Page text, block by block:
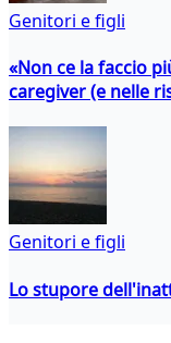
Genitori e figli
«Non ce la faccio
caregiver (e nelle
Genitori e figli
Lo stupore